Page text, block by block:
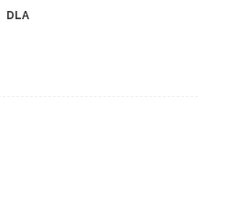
DLA